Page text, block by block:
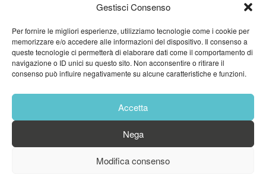
Gestisci Consenso
Per fornire le migliori esperienze, utilizziamo tecnologie come i cookie per
memorizzare e/o accedere alle informazioni del dispositivo. Il consenso a
queste tecnologie ci permetterà di elaborare dati come il comportamento di
navigazione o ID unici su questo sito. Non acconsentire o ritirare il
consenso può influire negativamente su alcune caratteristiche e funzioni.
Accetta
Nega
Modifica consenso
GFA GENERAL MANAGEMENT S.R.L.